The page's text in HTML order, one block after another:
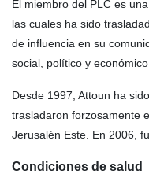
El miembro del PLC es
las cuales ha sido
de influencia en su
social, político y económico.
Desde 1997, Attoun ha
trasladaron forzosamente
Jerusalén Este. En 2006,
Condiciones de salud